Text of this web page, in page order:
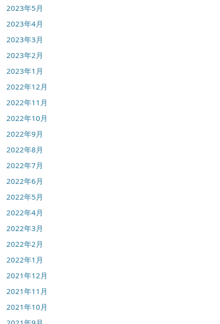
2023年5月
2023年4月
2023年3月
2023年2月
2023年1月
2022年12月
2022年11月
2022年10月
2022年9月
2022年8月
2022年7月
2022年6月
2022年5月
2022年4月
2022年3月
2022年2月
2022年1月
2021年12月
2021年11月
2021年10月